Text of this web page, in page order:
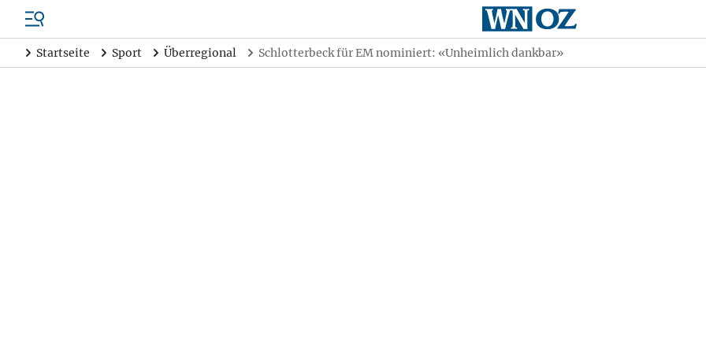
Startseite Sport Überregional Schlotterbeck für EM nominiert: «Unheimlich dankbar»